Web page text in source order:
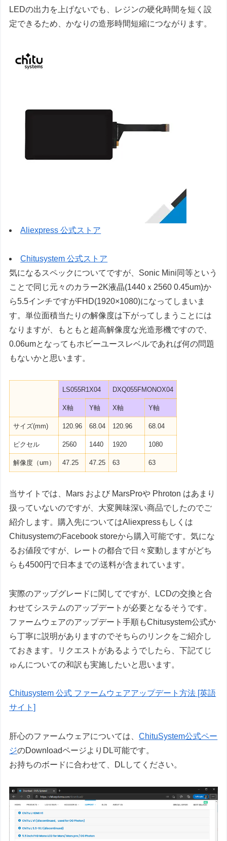
LEDの出力を上げないでも、レジンの硬化時間を短く設
定できるため、かなりの造形時間短縮につながります。
Aliexpress 公式ストア
Chitusystem 公式ストア
気になるスペックについてですが、Sonic Mini同等という
ことで同じ元々のカラー2K液晶(1440ｘ2560 0.45um)か
ら5.5インチですがFHD(1920×1080)になってしまいま
す。単位面積当たりの解像度は下がってしまうことには
なりますが、もともと超高解像度な光造形機ですので、
0.06umとなってもホビーユースレベルであれば何の問題
もないかと思います。
LS055R1X04 DXQ055FMONOX04
X軸 Y軸 X軸 Y軸
サイズ(mm) 120.96 68.04 120.96 68.04
ピクセル 2560 1440 1920 1080
解像度（um） 47.25 47.25 63 63
当サイトでは、Mars および MarsProや Phroton はあまり
扱っていないのですが、大変興味深い商品でしたのでご
紹介します。購入先についてはAliexpressもしくは
ChitusystemのFacebook storeから購入可能です。気にな
るお値段ですが、レートの都合で日々変動しますがどち
らも4500円で日本までの送料が含まれています。
実際のアップグレードに関してですが、LCDの交換と合
わせてシステムのアップデートが必要となるそうです。
ファームウェアのアップデート手順もChitusystem公式か
ら丁寧に説明がありますのでそちらのリンクをご紹介し
ておきます。リクエストがあるようでしたら、下記てじ
ゅんについての和訳も実施したいと思います。
Chitusystem 公式 ファームウェアアップデート方法 [英語
サイト]
肝心のファームウェアについては、ChituSystem公式ペー
ジのDownloadページよりDL可能です。
お持ちのボードに合わせて、DLしてください。